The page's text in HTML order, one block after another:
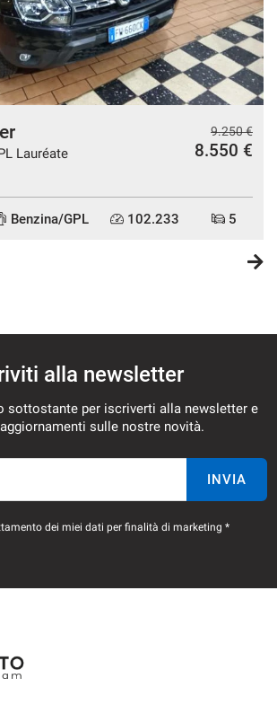
, compila il forum sul nostro
Lauréate
9.250 €
8.550 €
Benzina/GPL 102.233 5
alla newsletter
sottostante per iscriverti alla newsletter e
sulle nostre novità.
INVIA
dei miei dati per finalità di marketing *